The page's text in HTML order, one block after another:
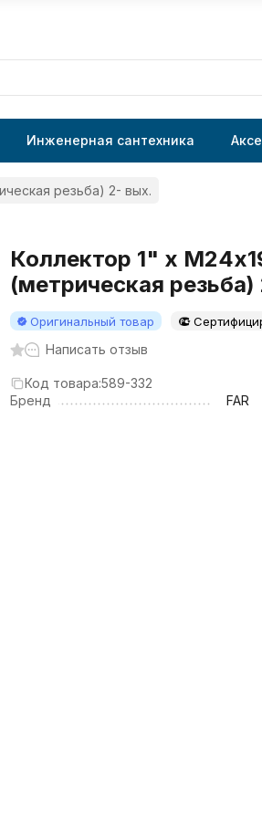
Инженерная сантехника
резьба) 2- вых.
Коллектор 1" х
(метрическая
Оригинальный товар
Написать отзыв
Код товара:589-332
Бренд
FAR